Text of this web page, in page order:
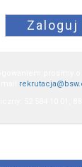
Zaloguj